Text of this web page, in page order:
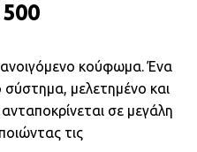
500
ανοιγόμενο κούφωμα. Ένα
σύστημα, μελετημένο και
σε μεγάλη
τις